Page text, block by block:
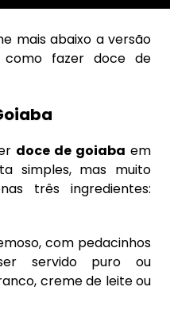
mais abaixo a versão
fazer doce de
doce de goiaba em
simples, mas muito
três ingredientes:
com pedacinhos
servido puro ou
creme de leite ou